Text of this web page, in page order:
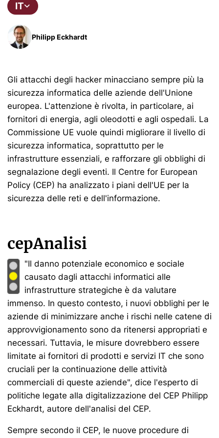
IT
Philipp Eckhardt
Gli attacchi degli hacker minacciano sempre più la
sicurezza informatica delle aziende dell'Unione
europea. L'attenzione è rivolta, in particolare, ai
fornitori di energia, agli oleodotti e agli ospedali. La
Commissione UE vuole quindi migliorare il livello di
sicurezza informatica, soprattutto per le
infrastrutture essenziali, e rafforzare gli obblighi di
segnalazione degli eventi. Il Centre for European
Policy (CEP) ha analizzato i piani dell'UE per la
sicurezza delle reti e dell'informazione.
cepAnalisi
"Il danno potenziale economico e sociale
causato dagli attacchi informatici alle
infrastrutture strategiche è da valutare
immenso. In questo contesto, i nuovi obblighi per le
aziende di minimizzare anche i rischi nelle catene di
approvvigionamento sono da ritenersi appropriati e
necessari. Tuttavia, le misure dovrebbero essere
limitate ai fornitori di prodotti e servizi IT che sono
cruciali per la continuazione delle attività
commerciali di queste aziende", dice l'esperto di
politiche legate alla digitalizzazione del CEP Philipp
Eckhardt, autore dell'analisi del CEP.
Sempre secondo il CEP, le nuove procedure di